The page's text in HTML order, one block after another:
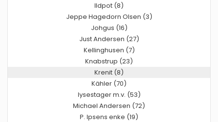
Ildpot (8)
Jeppe Hagedorn Olsen (3)
Johgus (16)
Just Andersen (27)
Kellinghusen (7)
Knabstrup (23)
Krenit (8)
Kähler (70)
lysestager m.v. (53)
Michael Andersen (72)
P. Ipsens enke (19)